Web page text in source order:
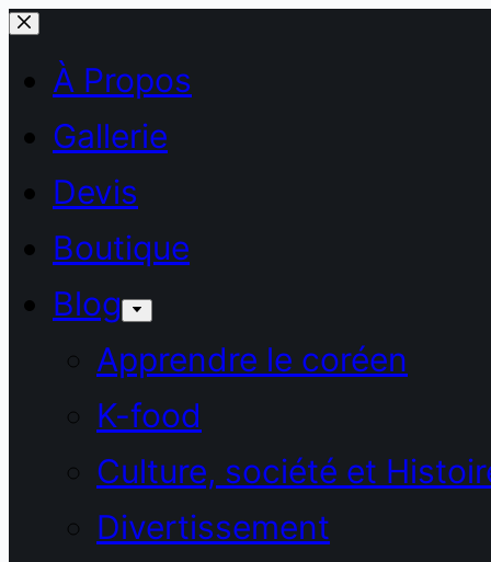
Passer
contenuÀ Propos
Gallerie
Devis
Boutique
Blog
Apprendre le coréen
K-food
Culture, société et
Divertissement